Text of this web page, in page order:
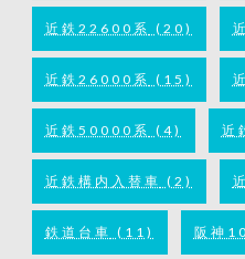
近鉄22600系 (20)
近鉄26000系 (15)
近鉄50000系 (4) 近
近鉄構内入替車 (2)
鉄道台車 (11) 阪神